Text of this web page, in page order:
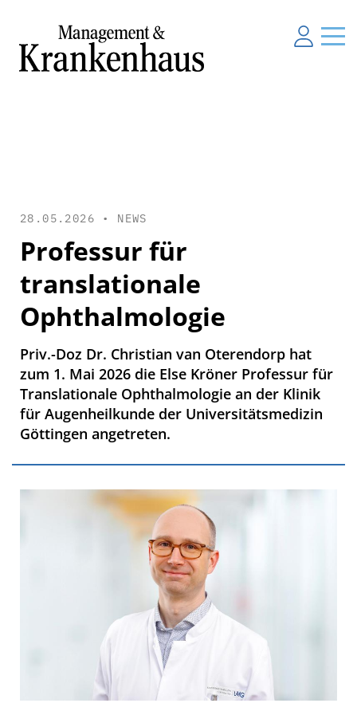
28.05.2026 • NEWS
Professur für
translationale
Ophthalmologie
Priv.-Doz Dr. Christian van Oterendorp hat
zum 1. Mai 2026 die Else Kröner Professur für
Translationale Ophthalmologie an der Klinik
für Augenheilkunde der Universitätsmedizin
Göttingen angetreten.